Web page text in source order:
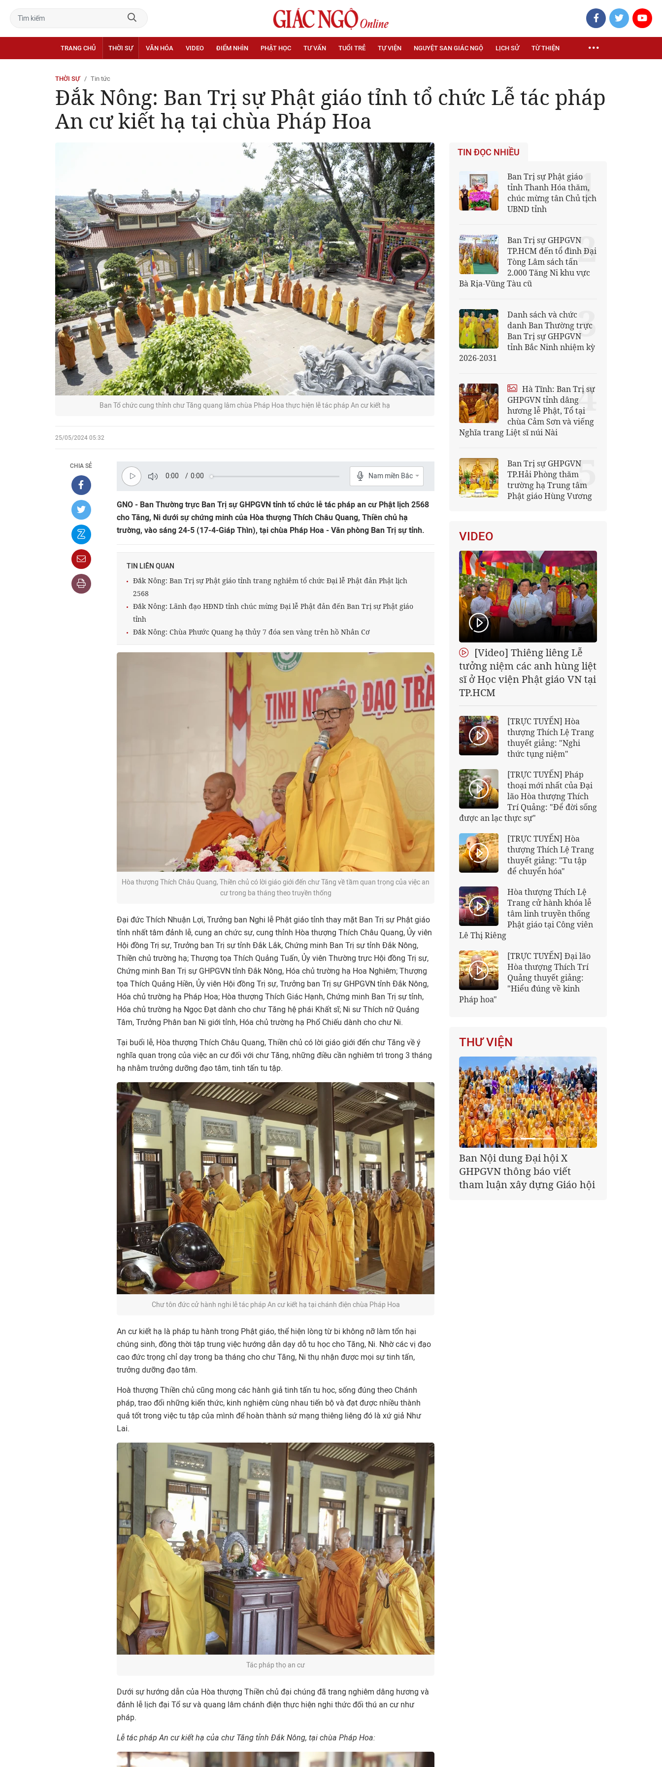
TRANG CHỦ THỜI SỰ VĂN HÓA VIDEO ĐIỂM NHÌN PHẬT HỌC TƯ VẤN TUỔI TRẺ TỰ VIỆN NGUYỆT SAN GIÁC NGỘ LỊCH SỬ TỪ THIỆN
THỜI SỰ Tin tức
Đắk Nông: Ban Trị sự Phật giáo tỉnh tổ chức Lễ tác pháp
An cư kiết hạ tại chùa Pháp Hoa
Ban Tổ chức cung thỉnh chư Tăng quang lâm chùa Pháp Hoa thực hiện lễ tác pháp An cư kiết hạ
25/05/2024 05:32
CHIA SẺ
0:00 / 0:00 Nam miền Bắc
GNO - Ban Thường trực Ban Trị sự GHPGVN tỉnh tổ chức lễ tác pháp an cư Phật lịch 2568
cho Tăng, Ni dưới sự chứng minh của Hòa thượng Thích Châu Quang, Thiền chủ hạ
trường, vào sáng 24-5 (17-4-Giáp Thìn), tại chùa Pháp Hoa - Văn phòng Ban Trị sự tỉnh.
TIN LIÊN QUAN
Đắk Nông: Ban Trị sự Phật giáo tỉnh trang nghiêm tổ chức Đại lễ Phật đản Phật lịch
2568
Đắk Nông: Lãnh đạo HĐND tỉnh chúc mừng Đại lễ Phật đản đến Ban Trị sự Phật giáo
tỉnh
Đắk Nông: Chùa Phước Quang hạ thủy 7 đóa sen vàng trên hồ Nhân Cơ
Hòa thượng Thích Châu Quang, Thiền chủ có lời giáo giới đến chư Tăng về tầm quan trọng của việc an
cư trong ba tháng theo truyền thống
Đại đức Thích Nhuận Lợi, Trưởng ban Nghi lễ Phật giáo tỉnh thay mặt Ban Trị sự Phật giáo
tỉnh nhất tâm đảnh lễ, cung an chức sự, cung thỉnh Hòa thượng Thích Châu Quang, Ủy viên
Hội đồng Trị sự, Trưởng ban Trị sự tỉnh Đắk Lắk, Chứng minh Ban Trị sự tỉnh Đắk Nông,
Thiền chủ trường hạ; Thượng tọa Thích Quảng Tuấn, Ủy viên Thường trực Hội đồng Trị sự,
Chứng minh Ban Trị sự GHPGVN tỉnh Đắk Nông, Hóa chủ trường hạ Hoa Nghiêm; Thượng
tọa Thích Quảng Hiền, Ủy viên Hội đồng Trị sự, Trưởng ban Trị sự GHPGVN tỉnh Đắk Nông,
Hóa chủ trường hạ Pháp Hoa; Hòa thượng Thích Giác Hạnh, Chứng minh Ban Trị sự tỉnh,
Hóa chủ trường hạ Ngọc Đạt dành cho chư Tăng hệ phái Khất sĩ; Ni sư Thích nữ Quảng
Tâm, Trưởng Phân ban Ni giới tỉnh, Hóa chủ trường hạ Phổ Chiếu dành cho chư Ni.
Tại buổi lễ, Hòa thượng Thích Châu Quang, Thiền chủ có lời giáo giới đến chư Tăng về ý
nghĩa quan trọng của việc an cư đối với chư Tăng, những điều cần nghiêm trì trong 3 tháng
hạ nhằm trưởng dưỡng đạo tâm, tinh tấn tu tập.
Chư tôn đức cử hành nghi lễ tác pháp An cư kiết hạ tại chánh điện chùa Pháp Hoa
An cư kiết hạ là pháp tu hành trong Phật giáo, thể hiện lòng từ bi không nỡ làm tổn hại
chúng sinh, đồng thời tập trung việc hướng dẫn dạy dỗ tu học cho Tăng, Ni. Nhờ các vị đạo
cao đức trọng chỉ dạy trong ba tháng cho chư Tăng, Ni thụ nhận được mọi sự tinh tấn,
trưởng dưỡng đạo tâm.
Hoà thượng Thiền chủ cũng mong các hành giả tinh tấn tu học, sống đúng theo Chánh
pháp, trao đổi những kiến thức, kinh nghiệm cùng nhau tiến bộ và đạt được nhiều thành
quả tốt trong việc tu tập của mình để hoàn thành sứ mạng thiêng liêng đó là xứ giả Như
Lai.
Tác pháp thọ an cư
Dưới sự hướng dẫn của Hòa thượng Thiền chủ đại chúng đã trang nghiêm dâng hương và
đảnh lễ lịch đại Tổ sư và quang lâm chánh điện thực hiện nghi thức đối thú an cư như
pháp.
Lễ tác pháp An cư kiết hạ của chư Tăng tỉnh Đắk Nông, tại chùa Pháp Hoa:
TIN ĐỌC NHIỀU
Ban Trị sự Phật giáo
tỉnh Thanh Hóa thăm,
chúc mừng tân Chủ tịch
UBND tỉnh
1
Ban Trị sự GHPGVN
TP.HCM đến tổ đình Đại
Tòng Lâm sách tấn
2.000 Tăng Ni khu vực
Bà Rịa-Vũng Tàu cũ
2
Danh sách và chức
danh Ban Thường trực
Ban Trị sự GHPGVN
tỉnh Bắc Ninh nhiệm kỳ
2026-2031
3
Hà Tĩnh: Ban Trị sự
GHPGVN tỉnh dâng
hương lễ Phật, Tổ tại
chùa Cảm Sơn và viếng
Nghĩa trang Liệt sĩ núi Nài
4
Ban Trị sự GHPGVN
TP.Hải Phòng thăm
trường hạ Trung tâm
Phật giáo Hùng Vương
5
VIDEO
[Video] Thiêng liêng Lễ
tưởng niệm các anh hùng liệt
sĩ ở Học viện Phật giáo VN tại
TP.HCM
[TRỰC TUYẾN] Hòa
thượng Thích Lệ Trang
thuyết giảng: "Nghi
thức tụng niệm"
[TRỰC TUYẾN] Pháp
thoại mới nhất của Đại
lão Hòa thượng Thích
Trí Quảng: "Để đời sống
được an lạc thực sự"
[TRỰC TUYẾN] Hòa
thượng Thích Lệ Trang
thuyết giảng: "Tu tập
để chuyển hóa"
Hòa thượng Thích Lệ
Trang cử hành khóa lễ
tâm linh truyền thống
Phật giáo tại Công viên
Lê Thị Riêng
[TRỰC TUYẾN] Đại lão
Hòa thượng Thích Trí
Quảng thuyết giảng:
"Hiểu đúng về kinh
Pháp hoa"
THƯ VIỆN
Giáo hội kêu gọi Tăng Ni,
Phật tử cả nước thể hiện tấm
lòng tri ân trọn vẹn nghĩa